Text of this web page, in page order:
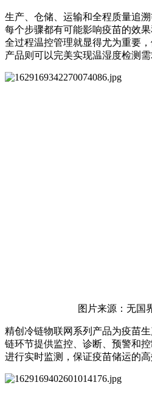
生产、仓储、运输和全程质量追
每个步骤都有可能影响疫苗的效
全过程温控管理就显得尤为重要
产品则可以完美实现温湿度检测需
图片来源：无国
精创冷链物联网系列产品为疫苗
链环节提供监控、诊断、预警和
进行实时监测，保证疫苗储运的高